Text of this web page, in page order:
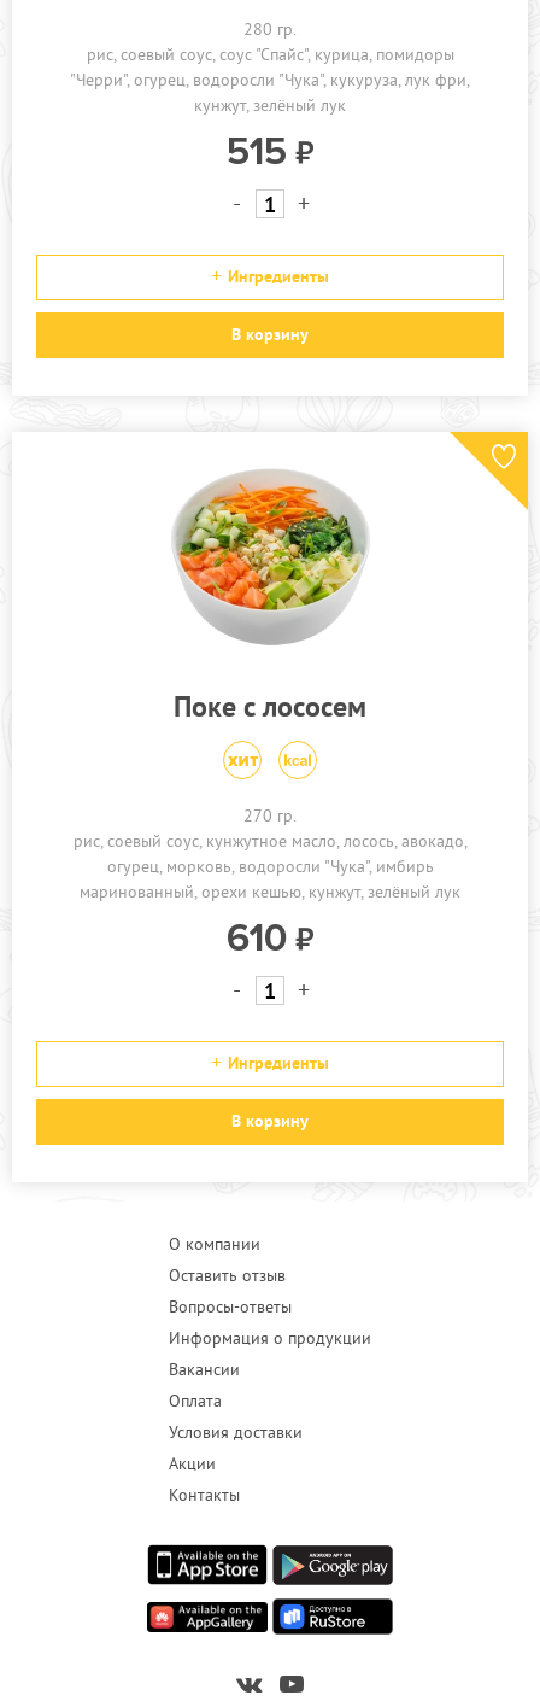
280 гр.
рис соевый соус соус "Спайс" курица помидоры
"Черри" огурец водоросли "Чука" кукуруза лук фри
кунжут зелёный лук
515
- +
Ингредиенты
В корзину
Поке с лососем
270 гр.
рис соевый соус кунжутное масло лосось авокадо
огурец морковь водоросли "Чука" имбирь
маринованный орехи кешью кунжут зелёный лук
610
- +
Ингредиенты
В корзину
О компании
Оставить отзыв
Вопросы-ответы
Информация о продукции
Вакансии
Оплата
Условия доставки
Акции
Контакты